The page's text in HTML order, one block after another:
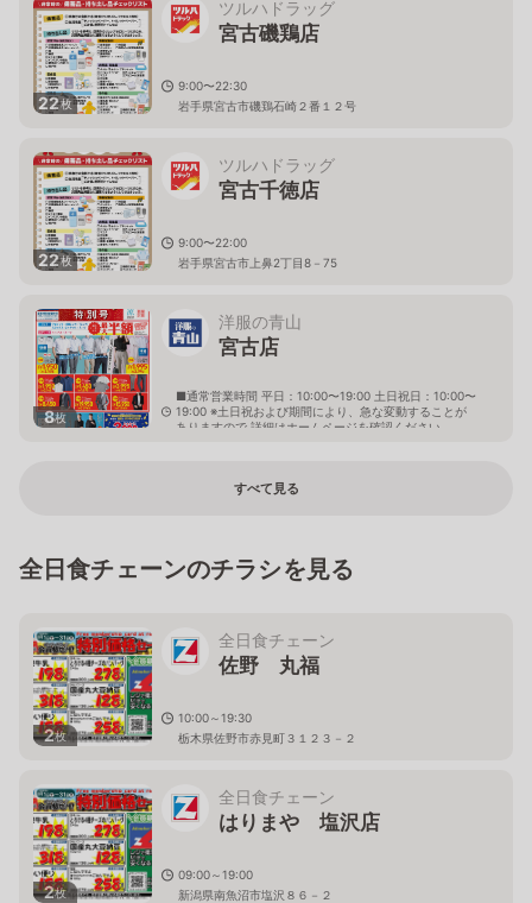
22枚
ツルハドラッグ
宮古磯鶏店
9:00〜22:30
岩手県宮古市磯鶏石崎２番１２号
22枚
ツルハドラッグ
宮古千徳店
9:00〜22:00
岩手県宮古市上鼻2丁目8－75
8枚
洋服の青山
宮古店
■通常営業時間 平日：10:00〜19:00 土日祝日：10:00〜
19:00 ※土日祝および期間により、急な変動することが
ありますので 詳細はホームページを確認ください
すべて見る
全日食チェーンのチラシを見る
2枚
全日食チェーン
佐野 丸福
10:00～19:30
栃木県佐野市赤見町３１２３－２
2枚
全日食チェーン
はりまや 塩沢店
09:00～19:00
新潟県南魚沼市塩沢８６－２